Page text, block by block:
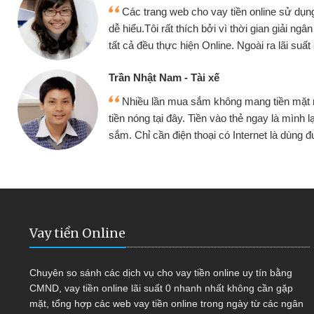
Mình cần tiền gấp nên định cầm cố chiếc
nhưng thật may đã có gói vay tiền bằng
không cần gặp mặt nên rất tiện lợi, sẽ giới
Tôi kinh doanh buôn bán nhỏ lẻ nhiều lúc
hàng, nhờ biết đến website qua bạn bè giới
Vay tiền Online
Chuyên so sánh các dịch vụ cho vay tiền online uy tín bằng
CMND, vay tiền online lãi suất 0 nhanh nhất không cần gặp
mặt, tổng hợp các web vay tiền online trong ngày từ các ngân